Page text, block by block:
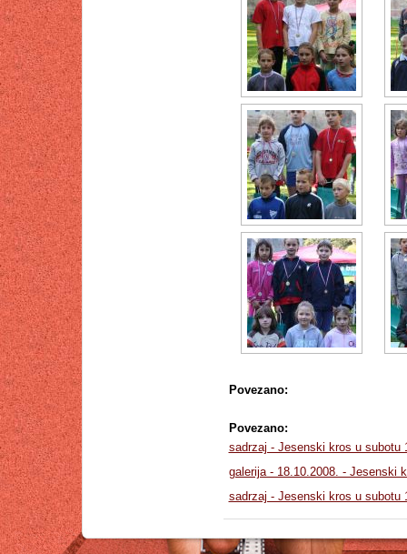
Povezano:
Povezano:
sadrzaj - Jesenski kros u subotu
galerija - 18.10.2008. - Jesenski
sadrzaj - Jesenski kros u subotu